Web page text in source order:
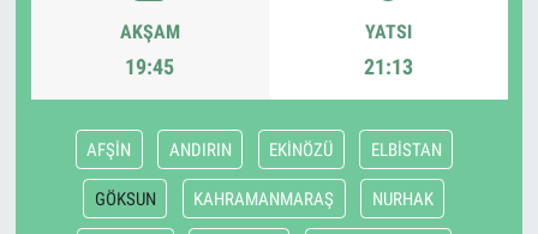
AKŞAM
19:45
YATSI
21:13
AFŞİN ANDIRIN EKİNÖZÜ ELBİSTAN
GÖKSUN KAHRAMANMARAŞ NURHAK